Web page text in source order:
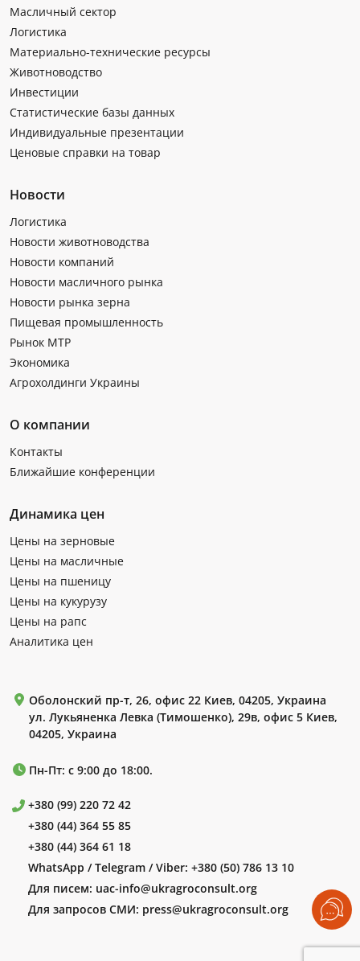
Масличный сектор
Логистика
Материально-технические ресурсы
Животноводство
Инвестиции
Статистические базы данных
Индивидуальные презентации
Ценовые справки на товар
Новости
Логистика
Новости животноводства
Новости компаний
Новости масличного рынка
Новости рынка зерна
Пищевая промышленность
Рынок МТР
Экономика
Агрохолдинги Украины
О компании
Контакты
Ближайшие конференции
Динамика цен
Цены на зерновые
Цены на масличные
Цены на пшеницу
Цены на кукурузу
Цены на рапс
Аналитика цен
Оболонский пр-т, 26, офис 22 Киев, 04205, Украина
ул. Лукьяненка Левка (Тимошенко), 29в, офис 5 Киев,
04205, Украина
Пн-Пт: с 9:00 до 18:00.
+380 (99) 220 72 42
+380 (44) 364 55 85
+380 (44) 364 61 18
WhatsApp / Telegram / Viber: +380 (50) 786 13 10
Для писем: uac-info@ukragroconsult.org
Для запросов СМИ: press@ukragroconsult.org